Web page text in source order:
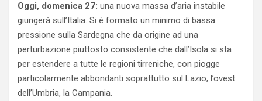
Oggi, domenica 27: una nuova massa d’aria instabile
giungerà sull’Italia. Si è formato un minimo di bassa
pressione sulla Sardegna che da origine ad una
perturbazione piuttosto consistente che dall’Isola si sta
per estendere a tutte le regioni tirreniche, con piogge
particolarmente abbondanti soprattutto sul Lazio, l’ovest
dell’Umbria, la Campania.